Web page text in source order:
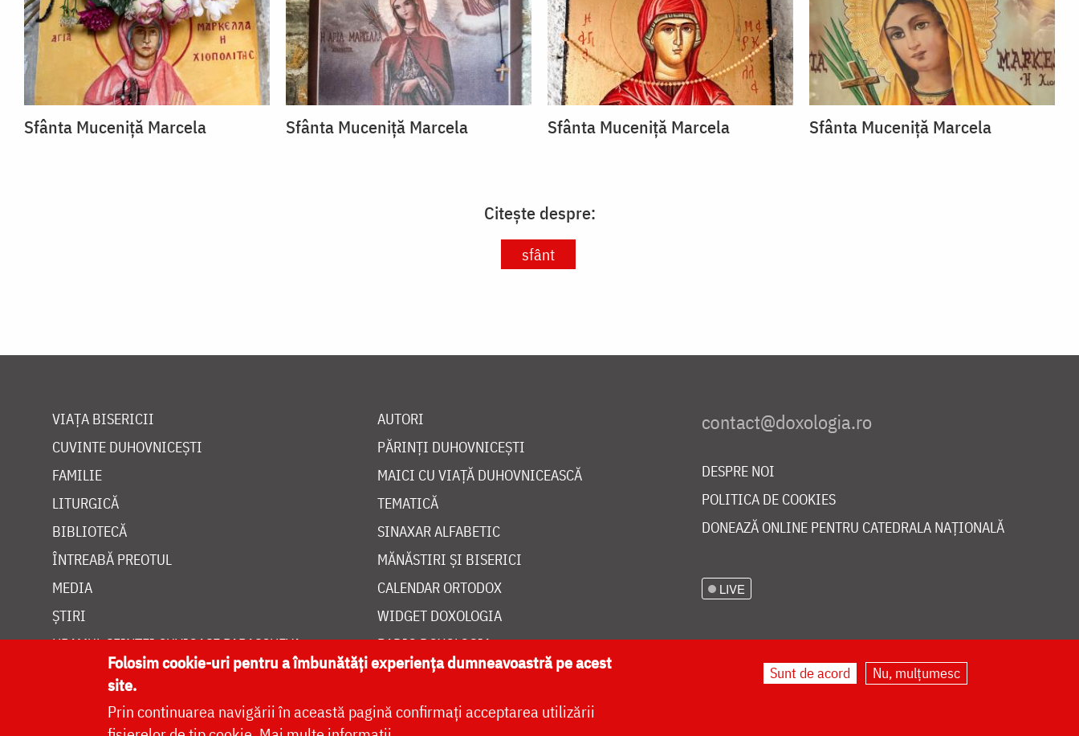
Sfânta Muceniță Marcela Sfânta Muceniță Marcela Sfânta Muceniță Marcela Sfânta Muceniță Marcela
Citește despre:
sfânt
VIAȚA BISERICII
CUVINTE DUHOVNICEȘTI
FAMILIE
LITURGICĂ
BIBLIOTECĂ
ÎNTREABĂ PREOTUL
MEDIA
ȘTIRI
HRAMUL SFINTEI CUVIOASE PARASCHEVA
AUTORI
PĂRINȚI DUHOVNICEȘTI
MAICI CU VIAȚĂ DUHOVNICEASCĂ
TEMATICĂ
SINAXAR ALFABETIC
MĂNĂSTIRI ȘI BISERICI
CALENDAR ORTODOX
WIDGET DOXOLOGIA
RADIO DOXOLOGIA
DESPRE NOI
POLITICA DE COOKIES
DONEAZĂ ONLINE PENTRU CATEDRALA NAȚIONALĂ
LIVE
Folosim cookie-uri pentru a îmbunătăți experiența dumneavoastră pe acest
site.
Prin continuarea navigării în această pagină confirmați acceptarea utilizării
Sunt de acord Nu, mulțumesc